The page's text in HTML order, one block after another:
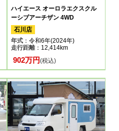
ハイエース オーロラエクスクル
ーシブアーチザン 4WD
石川店
年式：令和6年(2024年)
走行距離：12,414km
902万円(税込)